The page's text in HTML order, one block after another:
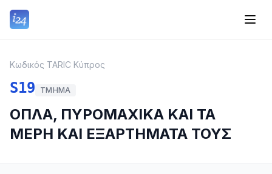
Κωδικός TARIC Κύπρος
S19 ΤΜΉΜΑ
ΟΠΛΑ, ΠΥΡΟΜΑΧΙΚΑ ΚΑΙ ΤΑ
ΜΕΡΗ ΚΑΙ ΕΞΑΡΤΗΜΑΤΑ ΤΟΥΣ